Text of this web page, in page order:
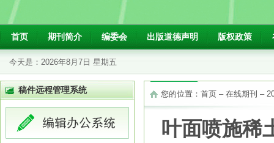
首页 期刊简介 编委会 出版道德声明 版权政策
今天是： 2026年8月7日 星期五
稿件远程管理系统 您的位置： 首页 – 在线期刊 –
叶面喷施稀